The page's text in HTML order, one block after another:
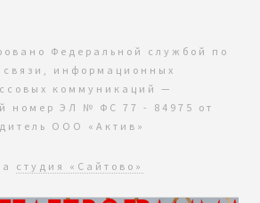
Федеральной службой по
связи, информационных
коммуникаций —
номер ЭЛ № ФС 77 - 84975 от
ООО «Актив»
студия «Сайтово»